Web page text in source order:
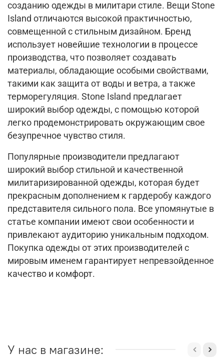
созданию одежды в милитари стиле. Вещи Stone
Island отличаются высокой практичностью,
совмещенной с стильным дизайном. Бренд
использует новейшие технологии в процессе
производства, что позволяет создавать
материалы, обладающие особыми свойствами,
такими как защита от воды и ветра, а также
терморегуляция. Stone Island предлагает
широкий выбор одежды, с помощью которой
легко продемонстрировать окружающим свое
безупречное чувство стиля.
Популярные производители предлагают
широкий выбор стильной и качественной
милитаризированной одежды, которая будет
прекрасным дополнением к гардеробу каждого
представителя сильного пола. Все упомянутые в
статье компании имеют свои особенности и
привлекают аудиторию уникальным подходом.
Покупка одежды от этих производителей с
мировым именем гарантирует непревзойденное
качество и комфорт.
У нас в магазине: